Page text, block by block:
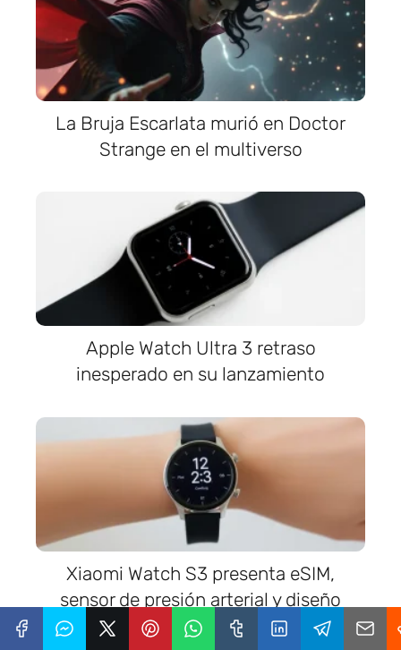
La Bruja Escarlata murió en Doctor
Strange en el multiverso
Apple Watch Ultra 3 retraso
inesperado en su lanzamiento
Xiaomi Watch S3 presenta eSIM,
sensor de presión arterial y diseño
moderno